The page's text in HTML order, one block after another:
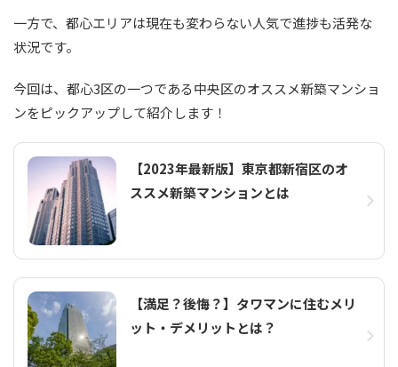
一方で、都心エリアは現在も変わらない人気で進捗も活発な
状況です。
今回は、都心3区の一つである中央区のオススメ新築マンショ
ンをピックアップして紹介します！
【2023年最新版】東京都新宿区のオ
ススメ新築マンションとは
【満足？後悔？】タワマンに住むメリ
ット・デメリットとは？